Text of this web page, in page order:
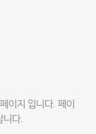
이지 입니다. 페이
니다.